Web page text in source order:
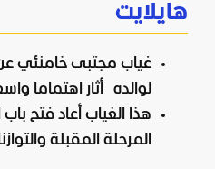
هايلايت
غياب مجتبى خامنئي
لوالده أثار اهتماما
هذا الغياب أعاد فتح
المرحلة المقبلة